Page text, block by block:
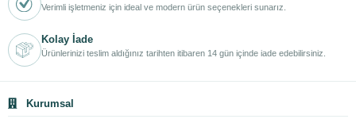
Verimli işletmeniz için ideal ve modern ürün seçenekleri sunarız.
Kolay İade
Ürünlerinizi teslim aldığınız tarihten itibaren 14 gün içinde iade edebilirsiniz.
Kurumsal